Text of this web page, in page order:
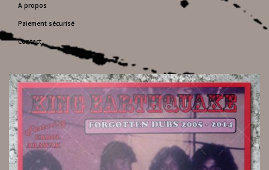
A propos
Paiement sécurisé
Contact